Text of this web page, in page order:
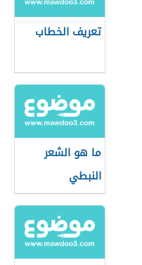
تعريف الخطاب
ما هو الشعر
النبطي